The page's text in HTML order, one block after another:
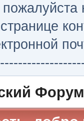
Форум